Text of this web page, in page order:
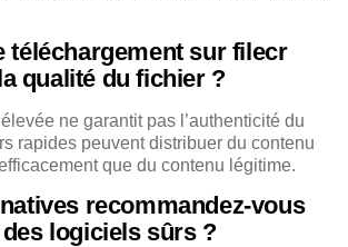
téléchargement sur filecr
qualité du fichier ?
ne garantit pas l’authenticité du
rapides peuvent distribuer du contenu
que du contenu légitime.
recommandez-vous
logiciels sûrs ?